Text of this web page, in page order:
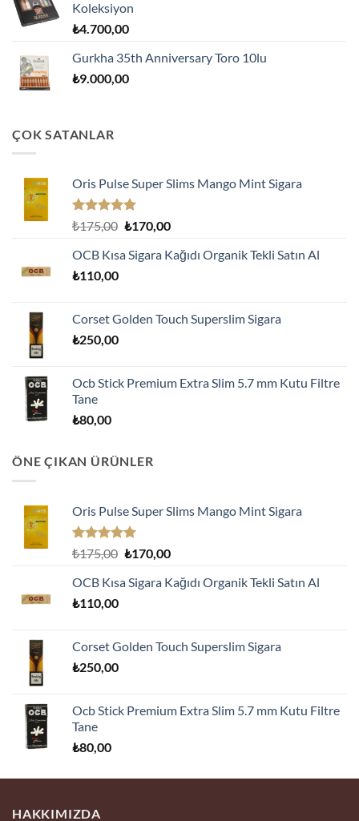
Koleksiyon
₺4.700,00
Gurkha 35th Anniversary Toro 10lu
₺9.000,00
ÇOK SATANLAR
Oris Pulse Super Slims Mango Mint Sigara
5 üzerinden
oy
aldı
₺175,00 Orijinal
₺175,00.
₺170,00Şu
fiyat:
OCB Kısa Sigara Kağıdı Organik Tekli Satın Al
₺110,00
Corset Golden Touch Superslim Sigara
₺250,00
Ocb Stick Premium Extra Slim 5.7 mm Kutu Filtre
Tane
₺80,00
ÖNE ÇIKAN ÜRÜNLER
Oris Pulse Super Slims Mango Mint Sigara
5 üzerinden
oy
aldı
₺175,00 Orijinal
₺175,00.
₺170,00Şu
fiyat:
OCB Kısa Sigara Kağıdı Organik Tekli Satın Al
₺110,00
Corset Golden Touch Superslim Sigara
₺250,00
Ocb Stick Premium Extra Slim 5.7 mm Kutu Filtre
Tane
₺80,00
HAKKIMIZDA